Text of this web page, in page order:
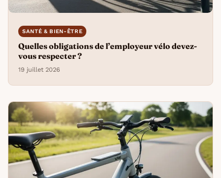
SANTÉ & BIEN-ÊTRE
Quelles obligations de l’employeur vélo devez-
vous respecter ?
19 juillet 2026